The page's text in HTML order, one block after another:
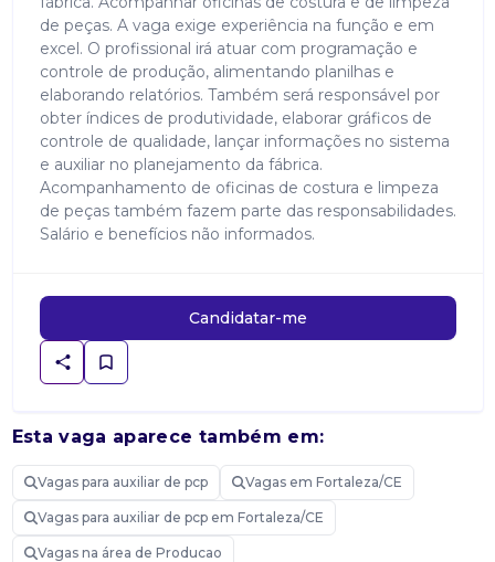
de peças. A vaga exige experiência na função e em
excel. O profissional irá atuar com programação e
controle de produção, alimentando planilhas e
elaborando relatórios. Também será responsável por
obter índices de produtividade, elaborar gráficos de
controle de qualidade, lançar informações no sistema
e auxiliar no planejamento da fábrica.
Acompanhamento de oficinas de costura e limpeza
de peças também fazem parte das responsabilidades.
Salário e benefícios não informados.
Candidatar-me
Esta vaga aparece também em:
Vagas para auxiliar de pcp Vagas em Fortaleza/CE
Vagas para auxiliar de pcp em Fortaleza/CE
Vagas na área de Producao